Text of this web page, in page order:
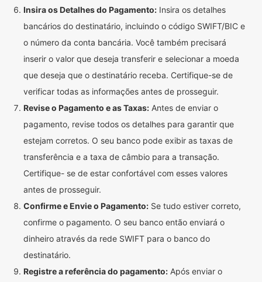
Insira os Detalhes do Pagamento: Insira os detalhes
bancários do destinatário, incluindo o código SWIFT/BIC e
o número da conta bancária. Você também precisará
inserir o valor que deseja transferir e selecionar a moeda
que deseja que o destinatário receba. Certifique-se de
verificar todas as informações antes de prosseguir.
Revise o Pagamento e as Taxas: Antes de enviar o
pagamento, revise todos os detalhes para garantir que
estejam corretos. O seu banco pode exibir as taxas de
transferência e a taxa de câmbio para a transação.
Certifique- se de estar confortável com esses valores
antes de prosseguir.
Confirme e Envie o Pagamento: Se tudo estiver correto,
confirme o pagamento. O seu banco então enviará o
dinheiro através da rede SWIFT para o banco do
destinatário.
Registre a referência do pagamento: Após enviar o